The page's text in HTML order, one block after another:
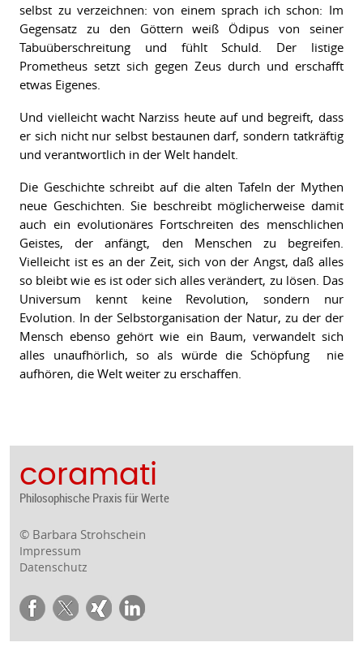
selbst zu verzeichnen: von einem sprach ich schon: Im
Gegensatz zu den Göttern weiß Ödipus von seiner
Tabuüberschreitung und fühlt Schuld. Der listige
Prometheus setzt sich gegen Zeus durch und erschafft
etwas Eigenes.
Und vielleicht wacht Narziss heute auf und begreift, dass
er sich nicht nur selbst bestaunen darf, sondern tatkräftig
und verantwortlich in der Welt handelt.
Die Geschichte schreibt auf die alten Tafeln der Mythen
neue Geschichten. Sie beschreibt möglicherweise damit
auch ein evolutionäres Fortschreiten des menschlichen
Geistes, der anfängt, den Menschen zu begreifen.
Vielleicht ist es an der Zeit, sich von der Angst, daß alles
so bleibt wie es ist oder sich alles verändert, zu lösen. Das
Universum kennt keine Revolution, sondern nur
Evolution. In der Selbstorganisation der Natur, zu der der
Mensch ebenso gehört wie ein Baum, verwandelt sich
alles unaufhörlich, so als würde die Schöpfung
nie
aufhören, die Welt weiter zu erschaffen.
coramati
Philosophische Praxis für Werte
© Barbara Strohschein
Impressum
Datenschutz